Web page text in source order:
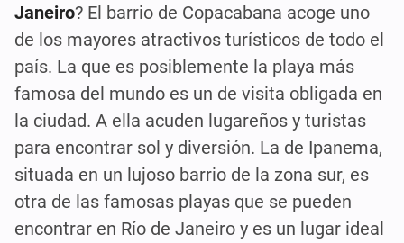
Janeiro? El barrio de Copacabana acoge uno
de los mayores atractivos turísticos de todo el
país. La que es posiblemente la playa más
famosa del mundo es un de visita obligada en
la ciudad. A ella acuden lugareños y turistas
para encontrar sol y diversión. La de Ipanema,
situada en un lujoso barrio de la zona sur, es
otra de las famosas playas que se pueden
encontrar en Río de Janeiro y es un lugar ideal